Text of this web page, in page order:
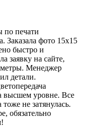
по печати
Заказала фото 15х15
быстро и
заявку на сайте,
Менеджер
детали.
высшем уровне. Все
не затянулась.
обязательно